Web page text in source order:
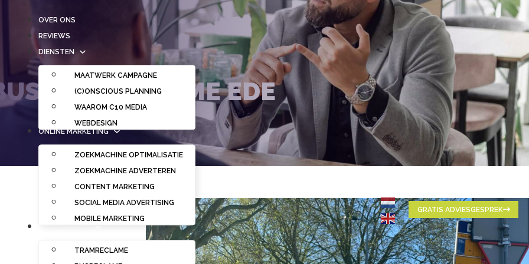
OVER ONS
REVIEWS
DIENSTEN
MAATWERK CAMPAGNE
(C)ONSCIOUS PLANNING
WAAROM C10 MEDIA
WEBDESIGN
ONLINE MARKETING
ZOEKMACHINE OPTIMALISATIE
ZOEKMACHINE ADVERTEREN
CONTENT MARKETING
SOCIAL MEDIA ADVERTISING
MOBILE MARKETING
TRAMRECLAME
GRATIS ADVIESGESPREK
RECLAME EDE